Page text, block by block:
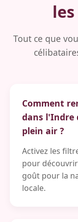
Tout ce que
Comment
dans l'Indre
plein air ?
Activez les
pour
goût pour la
locale.